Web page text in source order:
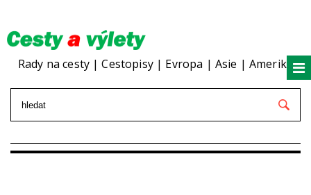
Rady na cesty | Cestopisy | Evropa | Asie | Amerika